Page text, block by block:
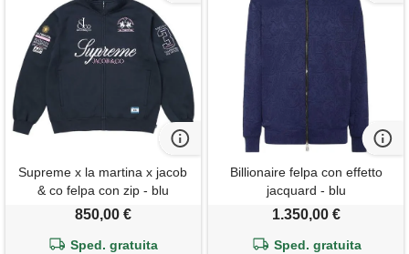
Supreme x la martina x jacob
& co felpa con zip - blu
850,00 €
Sped. gratuita
Billionaire felpa con effetto
jacquard - blu
1.350,00 €
Sped. gratuita